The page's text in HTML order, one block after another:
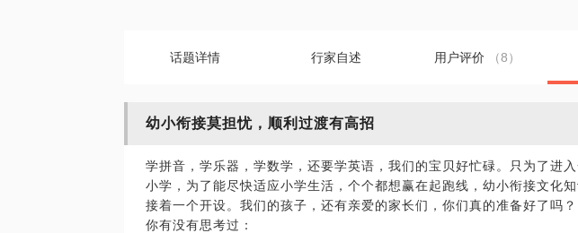
话题详情 行家自述 用户评价 （8）
幼小衔接莫担忧，顺利过渡有高招
学拼音，学乐器，学数学，还要学英语，我们的宝贝好忙碌。只为了进
小学，为了能尽快适应小学生活，个个都想赢在起跑线，幼小衔接文化
接着一个开设。我们的孩子，还有亲爱的家长们，你们真的准备好了吗？
你有没有思考过：